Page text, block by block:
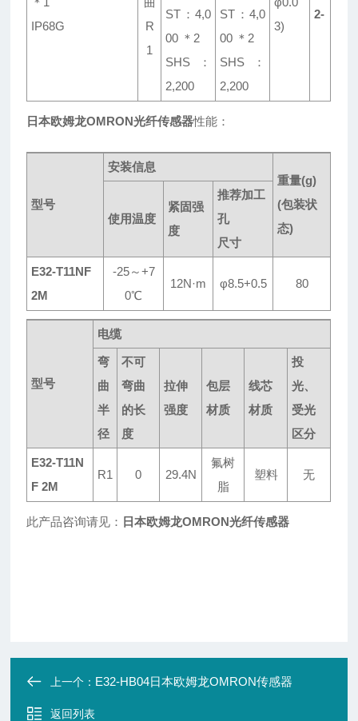
IP68G
R
1
ST：4,0
00 ＊2
SHS：
2,200
ST：4,0
00 ＊2
SHS：
2,200
3)
2-
日本欧姆龙OMRON光纤传感器性能：
型号
安装信息
重量(g)
(包装状
态)
使用温度
紧固强
度
推荐加工
孔
尺寸
E32-T11NF
2M
-25～+7
0℃
12N·m φ8.5+0.5 80
型号
电缆
弯
曲
半
径
不可
弯曲
的长
度
拉伸
强度
包层
材质
线芯
材质
投
光、
受光
区分
E32-T11N
F 2M
R1 0 29.4N
氟树
脂
塑料 无
此产品咨询请见： 日本欧姆龙OMRON光纤传感器
上一个： E32-HB04日本欧姆龙OMRON传感器
返回列表